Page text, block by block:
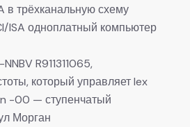
в трёхканальную схему
ISA одноплатный компьютер
R911311065,
который управляет lex
-00 — ступенчатый
Морган